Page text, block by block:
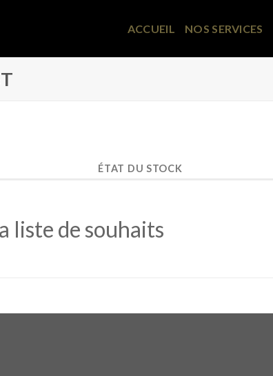
ACCUEIL NOS SERVICES
ÉTAT DU STOCK
liste de souhaits